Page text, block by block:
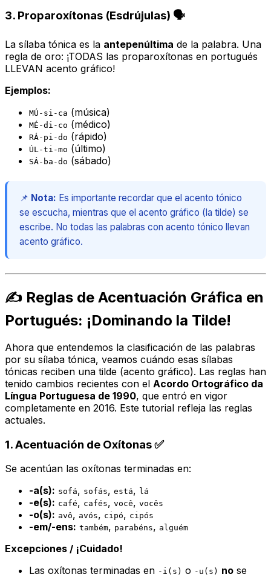
3. Proparoxítonas (Esdrújulas) 🗣️
La sílaba tónica es la antepenúltima de la palabra. Una
regla de oro: ¡TODAS las proparoxítonas en portugués
LLEVAN acento gráfico!
Ejemplos:
MÚ-si-ca (música)
MÉ-di-co (médico)
RÁ-pi-do (rápido)
ÚL-ti-mo (último)
SÁ-ba-do (sábado)
📌 Nota: Es importante recordar que el acento tónico
se escucha, mientras que el acento gráfico (la tilde) se
escribe. No todas las palabras con acento tónico llevan
acento gráfico.
✍️ Reglas de Acentuación Gráfica en
Portugués: ¡Dominando la Tilde!
Ahora que entendemos la clasificación de las palabras
por su sílaba tónica, veamos cuándo esas sílabas
tónicas reciben una tilde (acento gráfico). Las reglas han
tenido cambios recientes con el Acordo Ortográfico da
Língua Portuguesa de 1990, que entró en vigor
completamente en 2016. Este tutorial refleja las reglas
actuales.
1. Acentuación de Oxítonas ✅
Se acentúan las oxítonas terminadas en:
-a(s): sofá, sofás, está, lá
-e(s): café, cafés, você, vocês
-o(s): avô, avós, cipó, cipós
-em/-ens: também, parabéns, alguém
Excepciones / ¡Cuidado!
Las oxítonas terminadas en -i(s) o -u(s) no se